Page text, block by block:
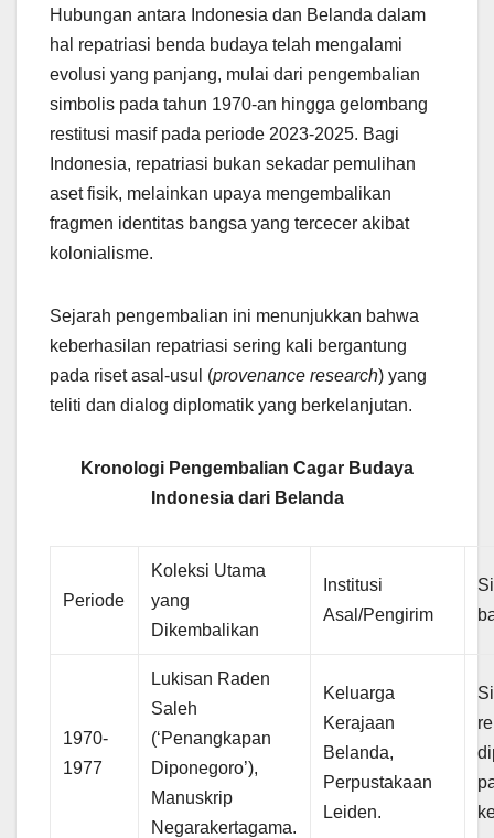
Hubungan antara Indonesia dan Belanda dalam
hal repatriasi benda budaya telah mengalami
evolusi yang panjang, mulai dari pengembalian
simbolis pada tahun 1970-an hingga gelombang
restitusi masif pada periode 2023-2025. Bagi
Indonesia, repatriasi bukan sekadar pemulihan
aset fisik, melainkan upaya mengembalikan
fragmen identitas bangsa yang tercecer akibat
kolonialisme.
Sejarah pengembalian ini menunjukkan bahwa
keberhasilan repatriasi sering kali bergantung
pada riset asal-usul (provenance research) yang
teliti dan dialog diplomatik yang berkelanjutan.
Kronologi Pengembalian Cagar Budaya
Indonesia dari Belanda
Periode
Koleksi Utama
yang
Dikembalikan
Institusi
Asal/Pengirim
1970-
1977
Lukisan Raden
Saleh
(‘Penangkapan
Diponegoro’),
Manuskrip
Negarakertagama.
Keluarga
Kerajaan
Belanda,
Perpustakaan
Leiden.